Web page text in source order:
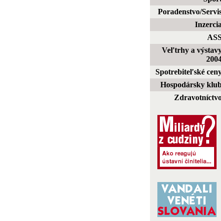
Poradenstvo/
Inzercia
Veľtrhy a
Spotrebiteľské
Hospodársky